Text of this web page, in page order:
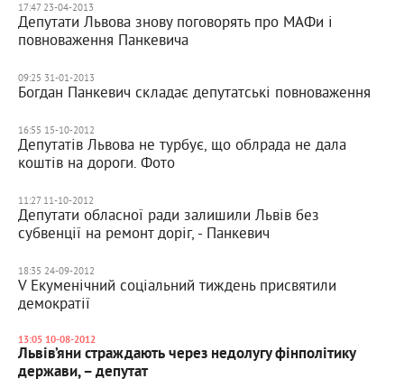
17:47 23-04-2013
Депутати Львова знову поговорять про МАФи і
повноваження Панкевича
09:25 31-01-2013
Богдан Панкевич складає депутатські повноваження
16:55 15-10-2012
Депутатів Львова не турбує, що облрада не дала
коштів на дороги. Фото
11:27 11-10-2012
Депутати обласної ради залишили Львів без
субвенції на ремонт доріг, - Панкевич
18:35 24-09-2012
V Екуменічний соціальний тиждень присвятили
демократії
13:05 10-08-2012
Львів’яни страждають через недолугу фінполітику
держави, – депутат